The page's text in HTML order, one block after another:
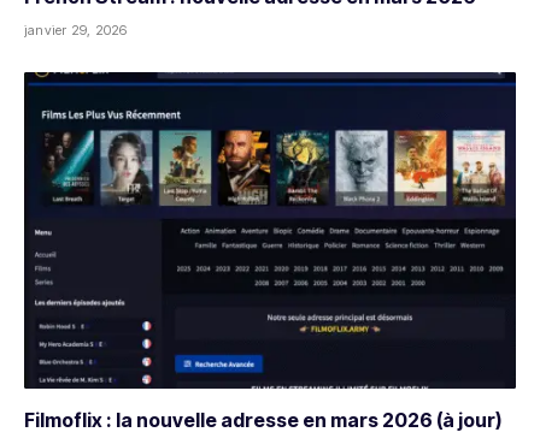
janvier 29, 2026
Filmoflix : la nouvelle adresse en mars 2026 (à jour)